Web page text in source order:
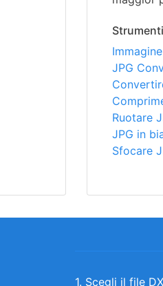
JPG
Ruotare
JPG in
Sfocare
1. Scegli il file